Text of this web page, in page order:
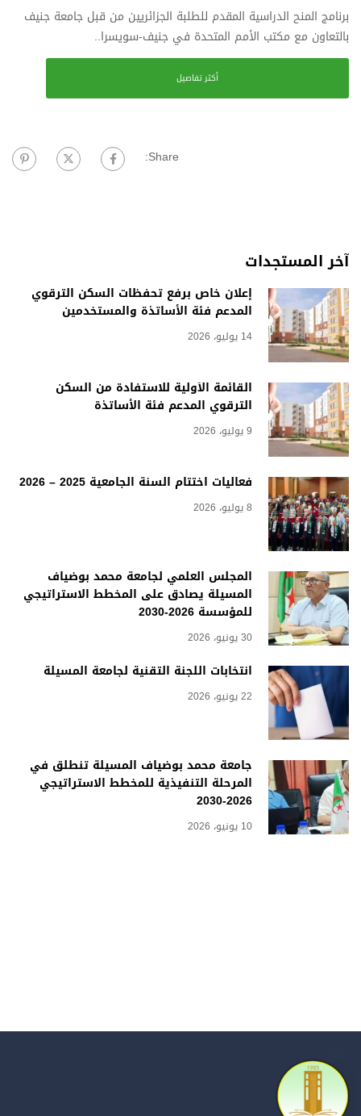
برنامج المنح الدراسية المقدم للطلبة الجزائريين من قبل جامعة جنيف
بالتعاون مع مكتب الأمم المتحدة في جنيف-سويسرا..
أكثر تفاصيل
Share:
آخر المستجدات
إعلان خاص برفع تحفظات السكن الترقوي
المدعم فئة الأساتذة والمستخدمين
14 يوليو، 2026
القائمة الأولية للاستفادة من السكن
الترقوي المدعم فئة الأساتذة
9 يوليو، 2026
فعاليات اختتام السنة الجامعية 2025 – 2026
8 يوليو، 2026
المجلس العلمي لجامعة محمد بوضياف
المسيلة يصادق على المخطط الاستراتيجي
للمؤسسة 2026-2030
30 يونيو، 2026
انتخابات اللجنة التقنية لجامعة المسيلة
22 يونيو، 2026
جامعة محمد بوضياف المسيلة تنطلق في
المرحلة التنفيذية للمخطط الاستراتيجي
2026-2030
10 يونيو، 2026